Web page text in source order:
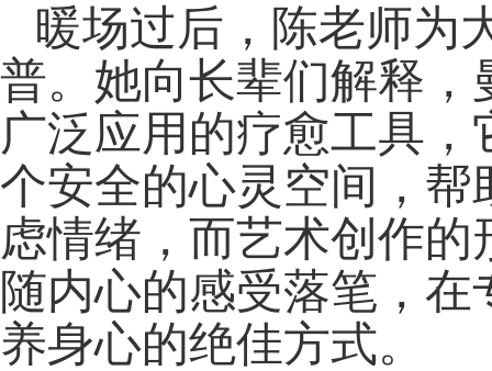
暖场过后，陈老师为
普。她向长辈们解释
广泛应用的疗愈工具
个安全的心灵空间，
虑情绪，而艺术创作
随内心的感受落笔，
养身心的绝佳方式。